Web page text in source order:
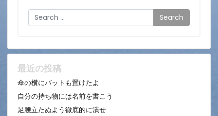
Search
最近の投稿
傘の横にバットも置けたよ
自分の持ち物には名前を書こう
足腰立たぬよう徹底的に潰せ